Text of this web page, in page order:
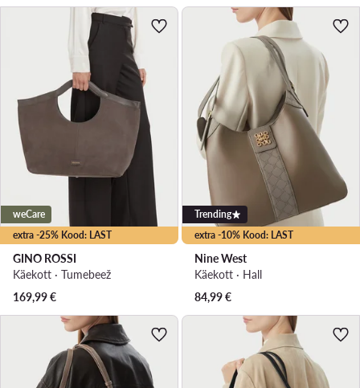
extra -25% Kood: LAST
weCare
GINO ROSSI
Käekott · Tumebeež
169,99€
extra -10% Kood: LAST
Trending
Nine West
Käekott · Hall
84,99€